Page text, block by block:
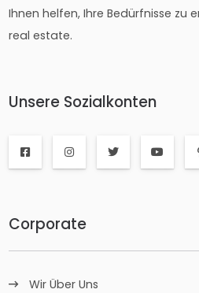
Ihnen helfen, Ihre Bedürfnisse zu
real estate.
Unsere Sozialkonten
Corporate
Wir Über Uns